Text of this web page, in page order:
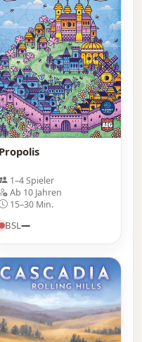
Propolis
1–4 Spieler
Ab 10 Jahren
15–30 Min.
BSL—